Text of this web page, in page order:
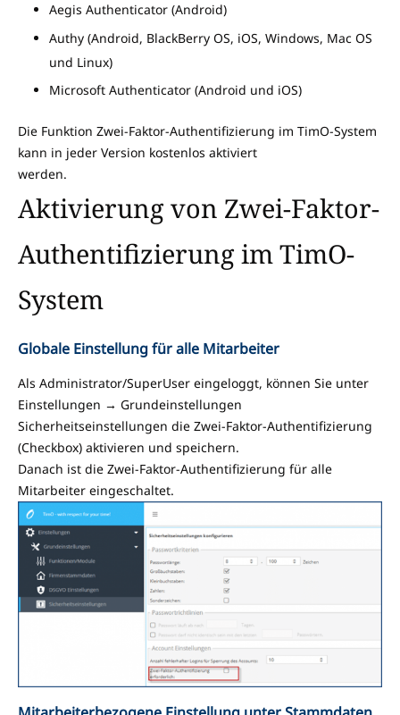
Aegis Authenticator (Android)
Authy (Android, BlackBerry OS, iOS, Windows, Mac OS
und Linux)
Microsoft Authenticator (Android und iOS)
Die Funktion Zwei-Faktor-Authentifizierung im TimO-System
kann in jeder Version kostenlos aktiviert
werden.
Aktivierung von Zwei-Faktor-
Authentifizierung im TimO-
System
Globale Einstellung für alle Mitarbeiter
Als Administrator/SuperUser eingeloggt, können Sie unter
Einstellungen → Grundeinstellungen
Sicherheitseinstellungen die Zwei-Faktor-Authentifizierung
(Checkbox) aktivieren und speichern.
Danach ist die Zwei-Faktor-Authentifizierung für alle
Mitarbeiter eingeschaltet.